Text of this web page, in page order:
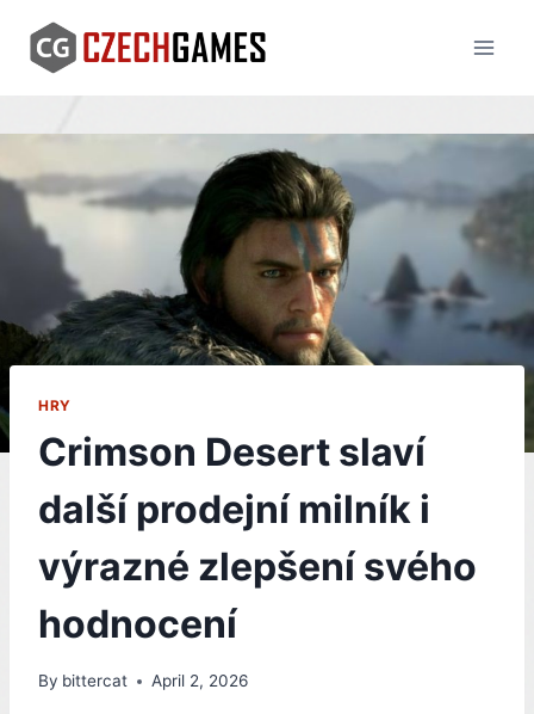
content
HRY
Crimson Desert slaví
další prodejní milník i
výrazné zlepšení svého
hodnocení
By bittercat April 2, 2026